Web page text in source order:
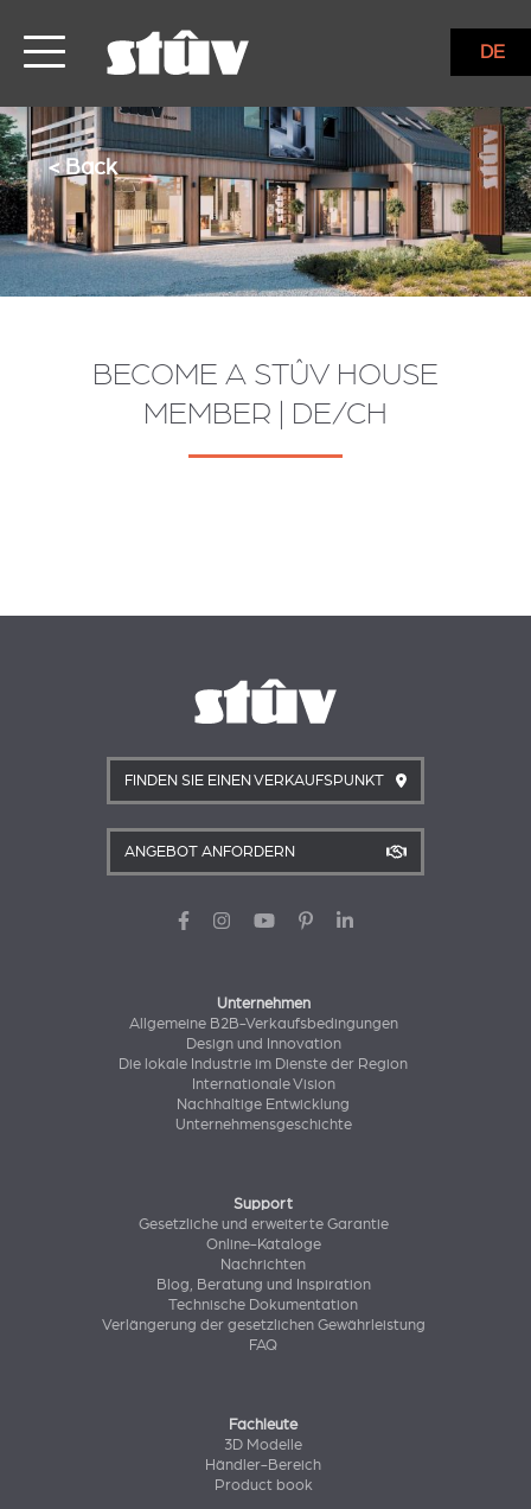
DE
< Back
BECOME A STÛV HOUSE
MEMBER | DE/CH
FINDEN SIE EINEN VERKAUFSPUNKT
ANGEBOT ANFORDERN
Unternehmen
Allgemeine B2B-Verkaufsbedingungen
Design und Innovation
Die lokale Industrie im Dienste der Region
Internationale Vision
Nachhaltige Entwicklung
Unternehmensgeschichte
Support
Gesetzliche und erweiterte Garantie
Online-Kataloge
Nachrichten
Blog, Beratung und Inspiration
Technische Dokumentation
Verlängerung der gesetzlichen Gewährleistung
FAQ
Fachleute
3D Modelle
Händler-Bereich
Product book